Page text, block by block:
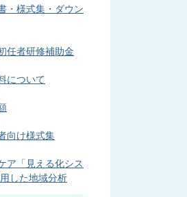
・様式集・ダウン
任者研修補助金
について
向け様式集
ア「見える化シス
した地域分析